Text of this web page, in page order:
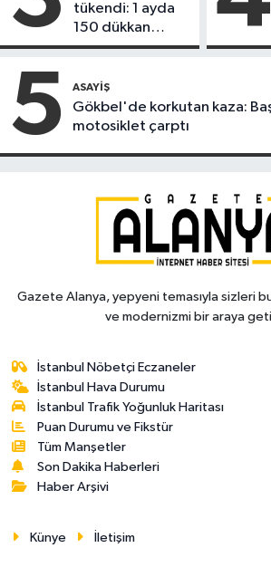
tükendi: 1 ayda
150 dükkan
kapandı
5 ASAYIŞ
Gökbel'de korkutan kaza:
motosiklet çarptı
Gazete Alanya, yepyeni temasıyla sizleri
ve modernizmi bir araya
İstanbul Nöbetçi Eczaneler
İstanbul Hava Durumu
İstanbul Trafik Yoğunluk Haritası
Puan Durumu ve Fikstür
Tüm Manşetler
Son Dakika Haberleri
Haber Arşivi
Künye İletişim